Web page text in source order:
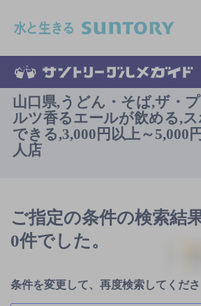
山口県,うどん・そば,ザ・
ルツ香るエールが飲める,
できる,3,000円以上～5,000
人店
ご指定の条件の検索結
0件でした。
条件を変更して、再度検索してくださ